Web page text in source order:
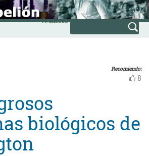
Avanzada
Recomiendo:
8
biológicos de